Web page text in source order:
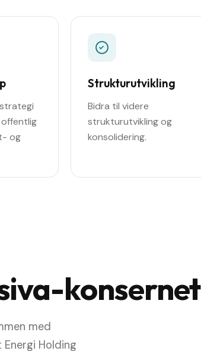
og
Strukturutvikling
Bidra til videre
strukturutvikling og
konsolidering.
konsernet
med
Holding